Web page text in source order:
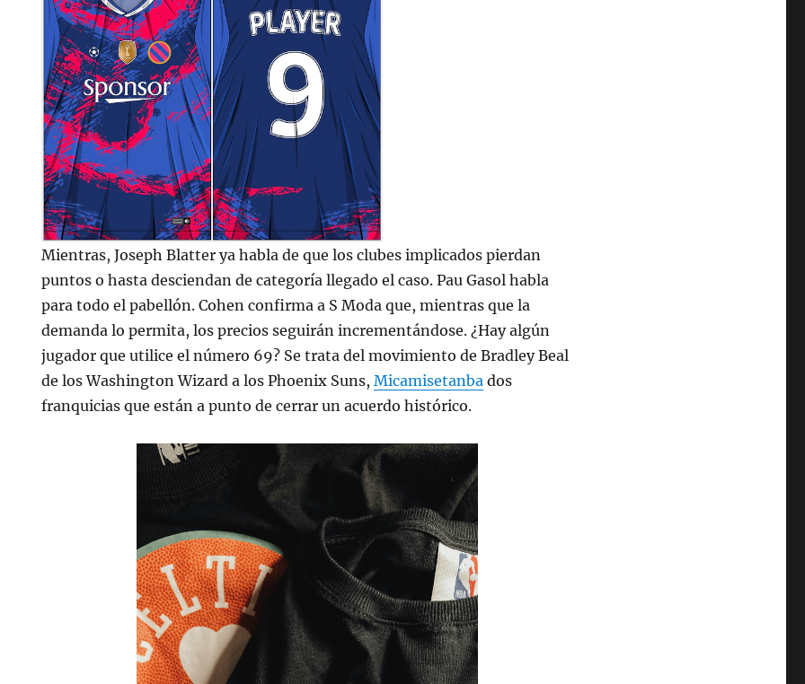
Mientras, Joseph Blatter ya habla de que los clubes implicados pierdan
puntos o hasta desciendan de categoría llegado el caso. Pau Gasol habla
para todo el pabellón. Cohen confirma a S Moda que, mientras que la
demanda lo permita, los precios seguirán incrementándose. ¿Hay algún
jugador que utilice el número 69? Se trata del movimiento de Bradley Beal
de los Washington Wizard a los Phoenix Suns,Micamisetanba dos
franquicias que están a punto de cerrar un acuerdo histórico.